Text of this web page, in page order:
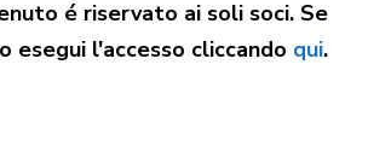
é riservato ai soli soci. Se
esegui l'accesso cliccando qui.